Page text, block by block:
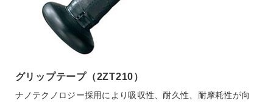
質量には公差を設定しておりますので表示とは異なる場合が
あります。
2ZT210
グリップテープ（2ZT210）
ナノテクノロジー採用により吸収性、耐久性、耐摩耗性が向